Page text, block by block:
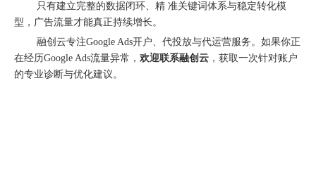
只有建立完整的数据闭环、精 准关键词体系与稳定转化模
型，广告流量才能真正持续增长。
融创云专注Google Ads开户、代投放与代运营服务。如果你正
在经历Google Ads流量异常， 欢迎联系融创云 ，获取一次针对账户
的专业诊断与优化建议。